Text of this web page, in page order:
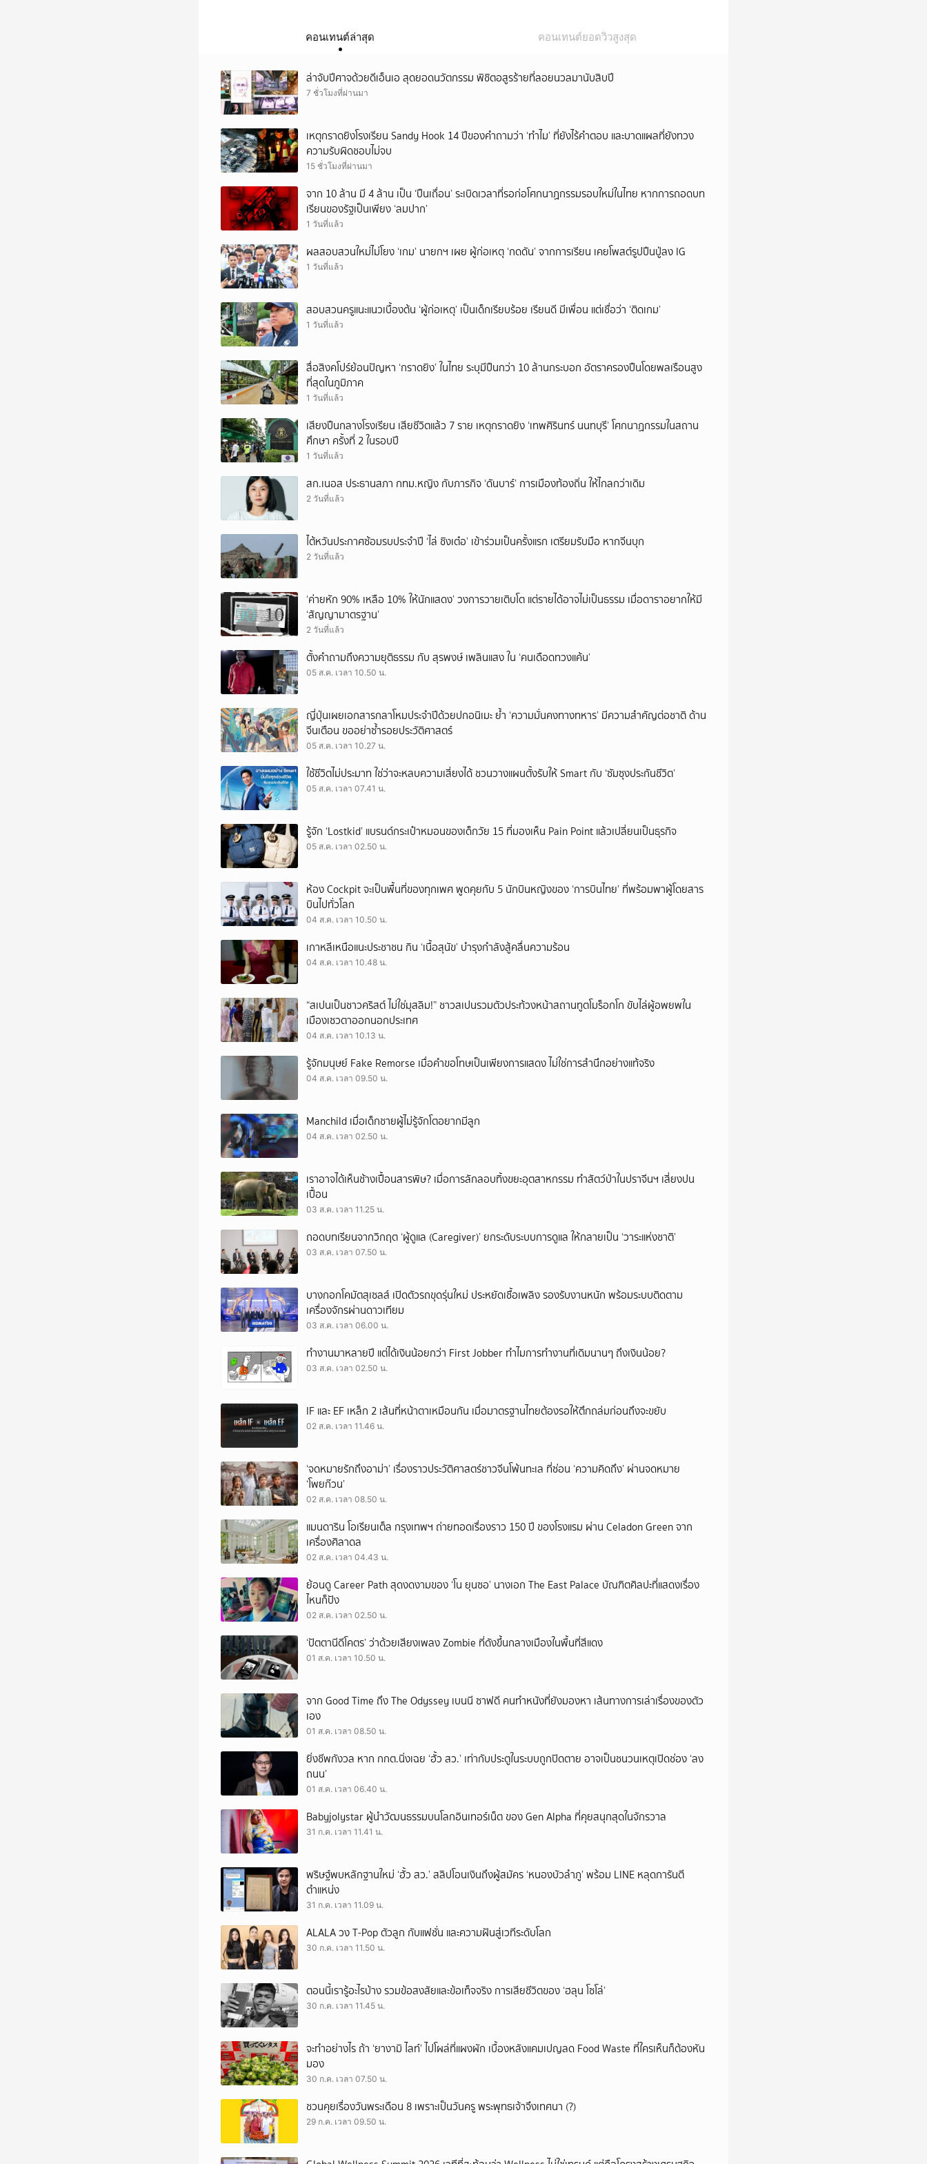
คอนเทนต์ล่าสุด คอนเทนต์ยอดวิวสูงสุด
ล่าจับปีศาจด้วยดีเอ็นเอ สุดยอดนวัตกรรม พิชิตอสูรร้ายที่ลอยนวลมานับสิบปี
7 ชั่วโมงที่ผ่านมา
เหตุกราดยิงโรงเรียน Sandy Hook 14 ปีของคำถามว่า ‘ทำไม’ ที่ยังไร้คำตอบ และบาดแผลที่ยังทวง
ความรับผิดชอบไม่จบ
15 ชั่วโมงที่ผ่านมา
จาก 10 ล้าน มี 4 ล้าน เป็น ‘ปืนเถื่อน’ ระเบิดเวลาที่รอก่อโศกนาฏกรรมรอบใหม่ในไทย หากการถอดบท
เรียนของรัฐเป็นเพียง ‘ลมปาก’
1 วันที่แล้ว
ผลสอบสวนใหม่ไม่โยง ‘เกม’ นายกฯ เผย ผู้ก่อเหตุ ‘กดดัน’ จากการเรียน เคยโพสต์รูปปืนปู่ลง IG
1 วันที่แล้ว
สอบสวนครูแนะแนวเบื้องต้น ‘ผู้ก่อเหตุ’ เป็นเด็กเรียบร้อย เรียนดี มีเพื่อน แต่เชื่อว่า ‘ติดเกม’
1 วันที่แล้ว
สื่อสิงคโปร์ย้อนปัญหา ‘กราดยิง’ ในไทย ระบุมีปืนกว่า 10 ล้านกระบอก อัตราครองปืนโดยพลเรือนสูง
ที่สุดในภูมิภาค
1 วันที่แล้ว
เสียงปืนกลางโรงเรียน เสียชีวิตแล้ว 7 ราย เหตุกราดยิง ‘เทพศิรินทร์ นนทบุรี’ โศกนาฏกรรมในสถาน
ศึกษา ครั้งที่ 2 ในรอบปี
1 วันที่แล้ว
สก.เนอส ประธานสภา กทม.หญิง กับภารกิจ ‘ดันบาร์’ การเมืองท้องถิ่น ให้ไกลกว่าเดิม
2 วันที่แล้ว
ไต้หวันประกาศซ้อมรบประจำปี ‘ไล่ ชิงเต๋อ’ เข้าร่วมเป็นครั้งแรก เตรียมรับมือ หากจีนบุก
2 วันที่แล้ว
‘ค่ายหัก 90% เหลือ 10% ให้นักแสดง’ วงการวายเติบโต แต่รายได้อาจไม่เป็นธรรม เมื่อดาราอยากให้มี
‘สัญญามาตรฐาน’
2 วันที่แล้ว
ตั้งคำถามถึงความยุติธรรม กับ สุรพงษ์ เพลินแสง ใน ‘คนเดือดทวงแค้น’
05 ส.ค. เวลา 10.50 น.
ญี่ปุ่นเผยเอกสารกลาโหมประจำปีด้วยปกอนิเมะ ย้ำ ‘ความมั่นคงทางทหาร’ มีความสำคัญต่อชาติ ด้าน
จีนเตือน ขออย่าซ้ำรอยประวัติศาสตร์
05 ส.ค. เวลา 10.27 น.
ใช้ชีวิตไม่ประมาท ใช่ว่าจะหลบความเสี่ยงได้ ชวนวางแผนตั้งรับให้ Smart กับ ‘ซัมซุงประกันชีวิต’
05 ส.ค. เวลา 07.41 น.
รู้จัก ‘Lostkid’ แบรนด์กระเป๋าหมอนของเด็กวัย 15 ที่มองเห็น Pain Point แล้วเปลี่ยนเป็นธุรกิจ
05 ส.ค. เวลา 02.50 น.
ห้อง Cockpit จะเป็นพื้นที่ของทุกเพศ พูดคุยกับ 5 นักบินหญิงของ ‘การบินไทย’ ที่พร้อมพาผู้โดยสาร
บินไปทั่วโลก
04 ส.ค. เวลา 10.50 น.
เกาหลีเหนือแนะประชาชน กิน ‘เนื้อสุนัข’ บำรุงกำลังสู้คลื่นความร้อน
04 ส.ค. เวลา 10.48 น.
“สเปนเป็นชาวคริสต์ ไม่ใช่มุสลิม!” ชาวสเปนรวมตัวประท้วงหน้าสถานทูตโมร็อกโก ขับไล่ผู้อพยพใน
เมืองเซวตาออกนอกประเทศ
04 ส.ค. เวลา 10.13 น.
รู้จักมนุษย์ Fake Remorse เมื่อคำขอโทษเป็นเพียงการแสดง ไม่ใช่การสำนึกอย่างแท้จริง
04 ส.ค. เวลา 09.50 น.
Manchild เมื่อเด็กชายผู้ไม่รู้จักโตอยากมีลูก
04 ส.ค. เวลา 02.50 น.
เราอาจได้เห็นช้างเปื้อนสารพิษ? เมื่อการลักลอบทิ้งขยะอุตสาหกรรม ทำสัตว์ป่าในปราจีนฯ เสี่ยงปน
เปื้อน
03 ส.ค. เวลา 11.25 น.
ถอดบทเรียนจากวิกฤต ‘ผู้ดูแล (Caregiver)’ ยกระดับระบบการดูแล ให้กลายเป็น ‘วาระแห่งชาติ’
03 ส.ค. เวลา 07.50 น.
บางกอกโคมัตสุเซลส์ เปิดตัวรถขุดรุ่นใหม่ ประหยัดเชื้อเพลิง รองรับงานหนัก พร้อมระบบติดตาม
เครื่องจักรผ่านดาวเทียม
03 ส.ค. เวลา 06.00 น.
ทำงานมาหลายปี แต่ได้เงินน้อยกว่า First Jobber ทำไมการทำงานที่เดิมนานๆ ถึงเงินน้อย?
03 ส.ค. เวลา 02.50 น.
IF และ EF เหล็ก 2 เส้นที่หน้าตาเหมือนกัน เมื่อมาตรฐานไทยต้องรอให้ตึกถล่มก่อนถึงจะขยับ
02 ส.ค. เวลา 11.46 น.
‘จดหมายรักถึงอาม่า’ เรื่องราวประวัติศาสตร์ชาวจีนโพ้นทะเล ที่ซ่อน ‘ความคิดถึง’ ผ่านจดหมาย
‘โพยก๊วน’
02 ส.ค. เวลา 08.50 น.
แมนดาริน โอเรียนเต็ล กรุงเทพฯ ถ่ายทอดเรื่องราว 150 ปี ของโรงแรม ผ่าน Celadon Green จาก
เครื่องศิลาดล
02 ส.ค. เวลา 04.43 น.
ย้อนดู Career Path สุดงดงามของ ‘โน ยุนซอ’ นางเอก The East Palace บัณฑิตศิลปะที่แสดงเรื่อง
ไหนก็ปัง
02 ส.ค. เวลา 02.50 น.
‘ปัตตานีดีโคตร’ ว่าด้วยเสียงเพลง Zombie ที่ดังขึ้นกลางเมืองในพื้นที่สีแดง
01 ส.ค. เวลา 10.50 น.
จาก Good Time ถึง The Odyssey เบนนี ซาฟดี คนทำหนังที่ยังมองหา เส้นทางการเล่าเรื่องของตัว
เอง
01 ส.ค. เวลา 08.50 น.
ยิ่งชีพกังวล หาก กกต.นิ่งเฉย ‘ฮั้ว สว.’ เท่ากับประตูในระบบถูกปิดตาย อาจเป็นชนวนเหตุเปิดช่อง ‘ลง
ถนน’
01 ส.ค. เวลา 06.40 น.
Babyjolystar ผู้นำวัฒนธรรมบนโลกอินเทอร์เน็ต ของ Gen Alpha ที่คุยสนุกสุดในจักรวาล
31 ก.ค. เวลา 11.41 น.
พริษฐ์พบหลักฐานใหม่ ‘ฮั้ว สว.’ สลิปโอนเงินถึงผู้สมัคร ‘หนองบัวลำภู’ พร้อม LINE หลุดการันตี
ตำแหน่ง
31 ก.ค. เวลา 11.09 น.
ALALA วง T-Pop ตัวลูก กับแฟชั่น และความฝันสู่เวทีระดับโลก
30 ก.ค. เวลา 11.50 น.
ตอนนี้เรารู้อะไรบ้าง รวมข้อสงสัยและข้อเท็จจริง การเสียชีวิตของ ‘ฮลุน โซโล่’
30 ก.ค. เวลา 11.45 น.
จะทำอย่างไร ถ้า ‘ยางามิ ไลท์’ ไปโผล่ที่แผงผัก เบื้องหลังแคมเปญลด Food Waste ที่ใครเห็นก็ต้องหัน
มอง
30 ก.ค. เวลา 07.50 น.
ชวนคุยเรื่องวันพระเดือน 8 เพราะเป็นวันครู พระพุทธเจ้าจึงเทศนา (?)
29 ก.ค. เวลา 09.50 น.